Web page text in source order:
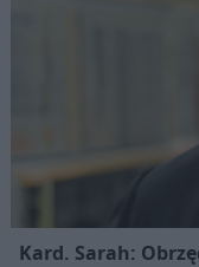
Kard. Sarah: